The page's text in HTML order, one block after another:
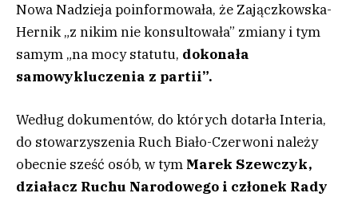
Nowa Nadzieja poinformowała, że Zajączkowska-
Hernik „z nikim nie konsultowała” zmiany i tym
samym „na mocy statutu, dokonała
samowykluczenia z partii”.
Według dokumentów, do których dotarła Interia,
do stowarzyszenia Ruch Biało-Czerwoni należy
obecnie sześć osób, w tym Marek Szewczyk,
działacz Ruchu Narodowego i członek Rady